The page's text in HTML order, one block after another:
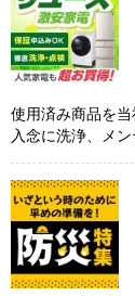
使用済み商品を
入念に洗浄、メン